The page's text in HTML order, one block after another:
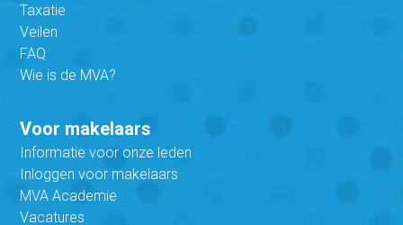
Taxatie
Veilen
FAQ
Wie is de MVA?
Voor makelaars
Informatie voor onze leden
Inloggen voor makelaars
MVA Academie
Vacatures